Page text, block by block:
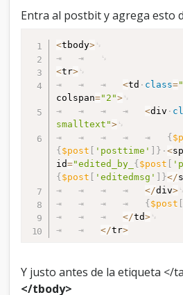
Entra al postbit y agrega esto
<tbody>
<tr>
<td class=
colspan="2">
<div
smalltext">
{
{$post [ 'posttime' ] } <
id="edited_by_ {$post [
{$post [ 'editedmsg' ] }</
</div>
{$post [
</td>
</tr>
Y justo antes de la etiqueta </
</tbody>